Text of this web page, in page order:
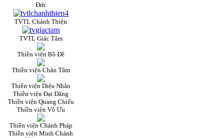
Đức
TVTL Chánh Thiện
TVTL Giác Tâm
Thiền viện Bồ Đề
Thiền viện Chân Tâm
Thiền viện Diệu Nhân
Thiền viện Đại Đăng
Thiền viện Quang Chiếu
Thiền viện Vô Ưu
Thiền viện Chánh Pháp
Thiền viện Minh Chánh